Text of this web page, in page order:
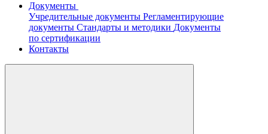
Документы
Учредительные документы Регламентирующие
документы Стандарты и методики Документы
по сертификации
Контакты